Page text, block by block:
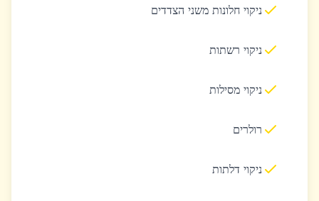
ניקוי חלונות משני הצדדים
ניקוי רשתות
ניקוי מסילות
רולרים
ניקוי דלתות